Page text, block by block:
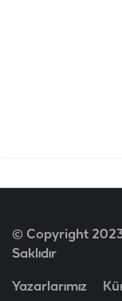
© Copyright
Saklıdır
Yazarlarımız